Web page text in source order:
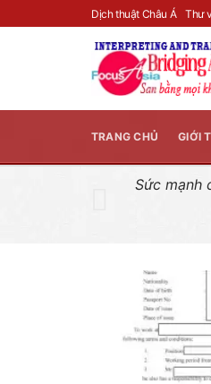
Dịch thuật Châu Á Thư
TRANG CHỦ GIỚI
Sức mạnh